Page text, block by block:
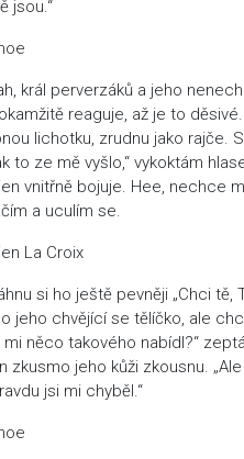
jsou.“
král perverzáků a jeho
reaguje, až je to
lichotku, zrudnu jako rajče.
to ze mě vyšlo,“ vykoktám
vnitřně bojuje. Hee, nechce
a uculím se.
La Croix
si ho ještě pevněji „Chci
jeho chvějící se tělíčko, ale
mi něco takového nabídl?“
zkusmo jeho kůži zkousnu.
jsi mi chyběl.“